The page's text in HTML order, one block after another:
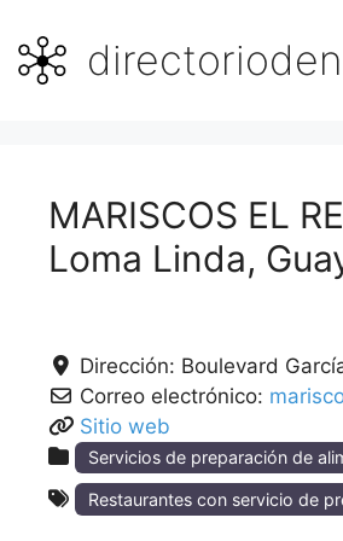
contenido
MARISCOS EL
Loma Linda,
Dirección: Boulevard
Correo electrónico:
Sitio web
Servicios de preparación de
Restaurantes con servicio de